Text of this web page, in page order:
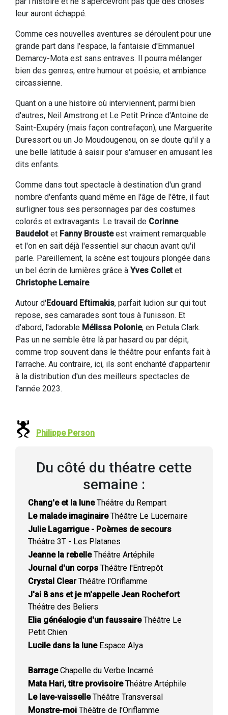
leur auront échappé.
Comme ces nouvelles aventures se déroulent pour une
grande part dans l'espace, la fantaisie d'Emmanuel
Demarcy-Mota est sans entraves. Il pourra mélanger
bien des genres, entre humour et poésie, et ambiance
circassienne.
Quant on a une histoire où interviennent, parmi bien
d'autres, Neil Amstrong et Le Petit Prince d'Antoine de
Saint-Exupéry (mais façon contrefaçon), une Marguerite
Duressort ou un Jo Moudougenou, on se doute qu'il y a
une belle latitude à saisir pour s'amuser en amusant les
dits enfants.
Comme dans tout spectacle à destination d'un grand
nombre d'enfants quand même en l'âge de l'être, il faut
surligner tous ses personnages par des costumes
colorés et extravagants. Le travail de Corinne
Baudelotet Fanny Brousteest vraiment remarquable
et l'on en sait déjà l'essentiel sur chacun avant qu'il
parle. Pareillement, la scène est toujours plongée dans
un bel écrin de lumières grâce à Yves Colletet
Christophe Lemaire.
Autour d'Edouard Eftimakis, parfait ludion sur qui tout
repose, ses camarades sont tous à l'unisson. Et
d'abord, l'adorable Mélissa Polonie, en Petula Clark.
Pas un ne semble être là par hasard ou par dépit,
comme trop souvent dans le théâtre pour enfants fait à
l'arrache. Au contraire, ici, ils sont enchanté d'appartenir
à la distribution d'un des meilleurs spectacles de
l'année 2023.
Philippe Person
Du côté du théatre cette
semaine :
Chang'e et la luneThéâtre du Rempart
Le malade imaginaireThéâtre Le Lucernaire
Julie Lagarrigue - Poèmes de secours
Théâtre 3T - Les Platanes
Jeanne la rebelleThéâtre Artéphile
Journal d'un corps Théâtre l'Entrepôt
Crystal ClearThéâtre l'Oriflamme
J'ai 8 ans et je m'appelle Jean Rochefort
Théâtre des Beliers
Elia généalogie d'un faussaireThéâtre Le
Petit Chien
Lucile dans la luneEspace Alya
BarrageChapelle du Verbe Incarné
Mata Hari, titre provisoireThéâtre Artéphile
Le lave-vaisselleThéâtre Transversal
Monstre-moi Théâtre de l'Oriflamme